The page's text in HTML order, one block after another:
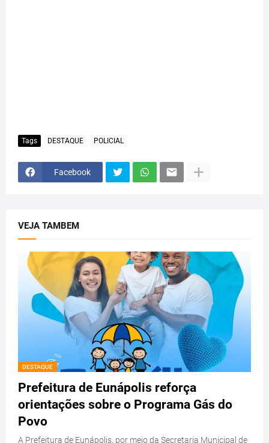
Tags DESTAQUE POLICIAL
Facebook
VEJA TAMBEM
DESTAQUE
Prefeitura de Eunápolis reforça
orientações sobre o Programa Gás do
Povo
A Prefeitura de Eunápolis, por meio da Secretaria Municipal de